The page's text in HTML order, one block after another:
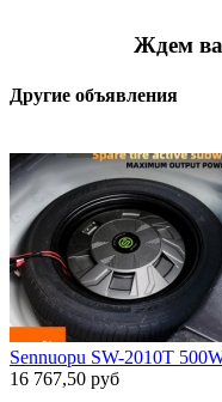
Ждем
Другие объявления
Sennuopu SW-2010T
16 767,50 руб